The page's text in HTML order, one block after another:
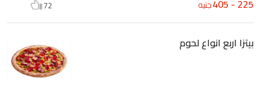
225 - 405 جنيه 72
بيتزا اربع انواع لحوم